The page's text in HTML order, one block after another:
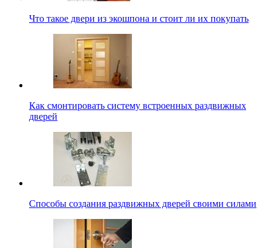
Что такое двери из экошпона и стоит ли их покупать
Как смонтировать систему встроенных раздвижных
дверей
Способы создания раздвижных дверей своими силами